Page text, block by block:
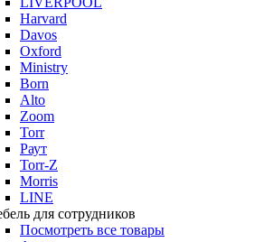
Harvard
Davos
Oxford
Ministry
Born
Alto
Zoom
Torr
Раут
Torr-Z
Morris
LINE
для сотрудников
Посмотреть все товары